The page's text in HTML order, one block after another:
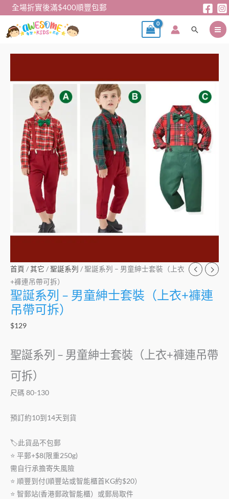
全場折實後滿$400順豐包郵
搜
首頁 /其它 /聖誕系列 / 聖誕系列 – 男童紳士套裝（上衣
+褲連吊帶可拆）
聖誕系列 – 男童紳士套裝（上衣+褲連
吊帶可拆）
$129
聖誕系列 – 男童紳士套裝（上衣+褲連吊帶
可拆）
尺碼 80-130
預訂約10到14天到貨
🏷此貨品不包郵
⭐️ 平郵+$8(限重250g)
需自行承擔寄失風險
⭐️ 順豐到付(順豐站或智能櫃首KG約$20）
⭐️ 智郵站(香港郵政智能櫃）或郵局取件
系
紳
士
連
帶
可
拆）
數
量